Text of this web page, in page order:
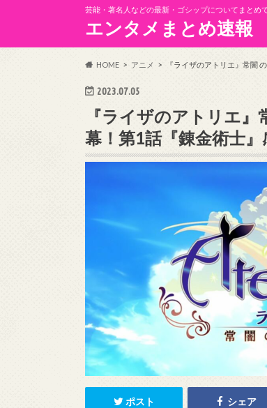
芸能・著名人などの最新・ゴシップについてまとめ
エンタメまとめ速報
HOME アニメ 『ライザのアトリエ』常闇
2023.07.05
『ライザのアトリエ』
幕！第1話『錬金術士』
ポスト シェア